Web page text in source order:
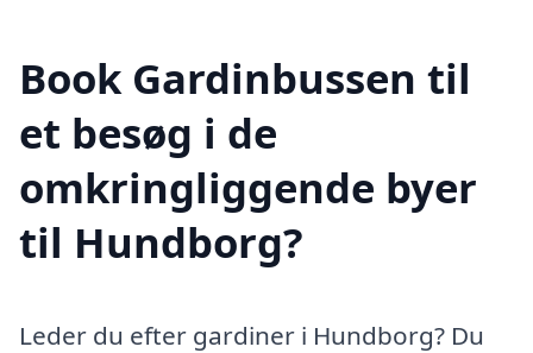
Book Gardinbussen til
et besøg i de
omkringliggende byer
til Hundborg?
Leder du efter gardiner i Hundborg? Du